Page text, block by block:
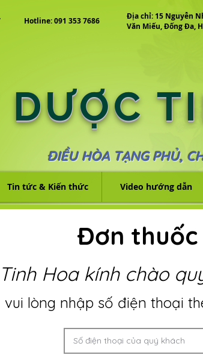
Hotline: 091 353 7686
Địa chỉ: 15 Nguyễn
Văn Miếu, Đống Đa,
DƯỢC
ĐIỀU HÒA TẠNG PHỦ,
Tin tức & Kiến thức Video hướng dẫn
Đơn
Hoa kính chào
vui lòng nhập số điện thoại